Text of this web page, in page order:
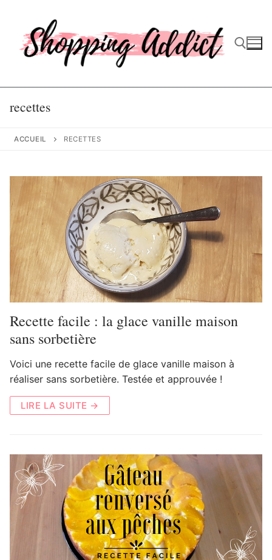
contenu
recettes
ACCUEIL RECETTES
Recette facile : la glace vanille maison
sans sorbetière
Voici une recette facile de glace vanille maison à
réaliser sans sorbetière. Testée et approuvée !
LIRE LA SUITE →